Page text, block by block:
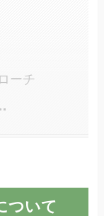
ーチ
ついて